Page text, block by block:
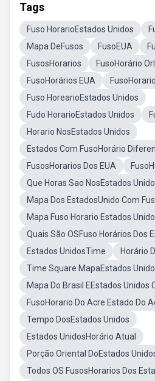
Tags
Fuso HorarioEstados Unidos
Mapa DeFusos
FusoEUA
FusosHorarios
FusoHorário
FusoHorários EUA
Fuso HorearioEstados Unidos
Fudo HorarioEstados Unidos
Horario NosEstados Unidos
Estados Com FusoHorário
FusosHorarios Dos EUA
Que Horas Sao NosEstados
Mapa Dos EstadosUnido Com
Mapa Fuso Horario Estados
Quais São OSFuso Horários Dos
Estados UnidosTime
Horário
Time Square MapaEstados
Mapa Do Brasil EEstados Unidos
FusoHorario Do Acre Estado Do
Tempo DosEstados Unidos
Estados UnidosHorário Atual
Porção Oriental DoEstados
Todos OS FusosHorarios Dos